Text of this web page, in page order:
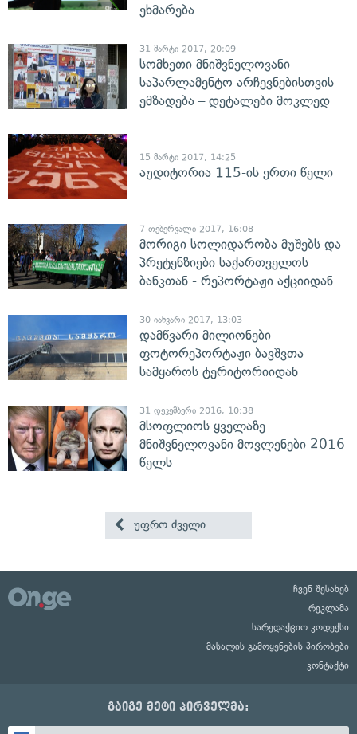
ეხმარება
31 მარტი 2017, 20:09
სომხეთი მნიშვნელოვანი
საპარლამენტო არჩევნებისთვის
ემზადება – დეტალები მოკლედ
15 მარტი 2017, 14:25
აუდიტორია 115-ის ერთი წელი
7 თებერვალი 2017, 16:08
მორიგი სოლიდარობა მუშებს და
პრეტენზიები საქართველოს
ბანკთან - რეპორტაჟი აქციიდან
30 იანვარი 2017, 13:03
დამწვარი მილიონები -
ფოტორეპორტაჟი ბავშვთა
სამყაროს ტერიტორიიდან
31 დეკემბერი 2016, 10:38
მსოფლიოს ყველაზე
მნიშვნელოვანი მოვლენები 2016
წელს
უფრო ძველი
ჩვენ შესახებ
რეკლამა
სარედაქციო კოდექსი
მასალის გამოყენების პირობები
კონტაქტი
გაიგე მეტი პირველმა: